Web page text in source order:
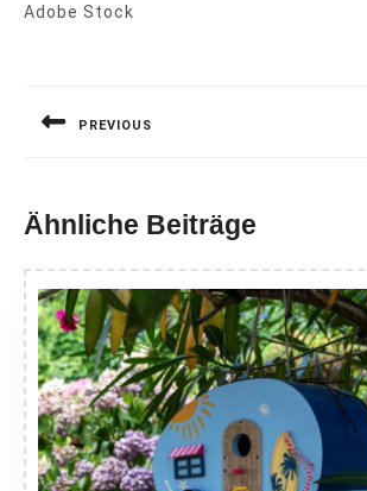
Adobe Stock
PREVIOUS
Ähnliche Beiträge